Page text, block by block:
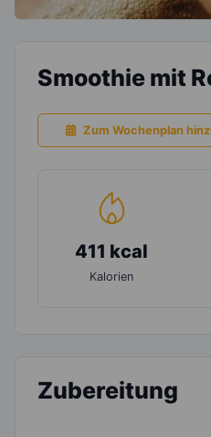
Smoothie mit
Zum Wochenplan
411 kcal
Kalorien
Zubereitung